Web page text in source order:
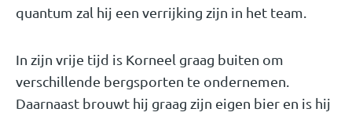
quantum zal hij een verrijking zijn in het team.
In zijn vrije tijd is Korneel graag buiten om
verschillende bergsporten te ondernemen.
Daarnaast brouwt hij graag zijn eigen bier en is hij